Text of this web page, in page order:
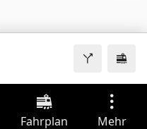
Fahrplan Mehr